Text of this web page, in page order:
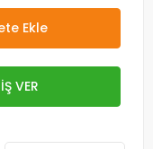
Ekle
VER